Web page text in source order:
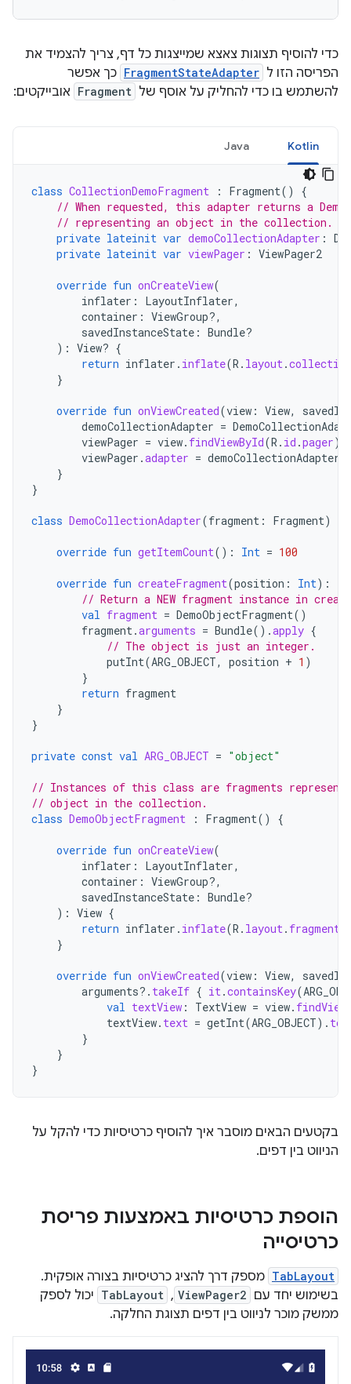
כדי להוסיף תצוגות צאצא שמייצגות כל דף, צריך להצמיד את
הפריסה הזו ל FragmentStateAdapter כך אפשר
להשתמש בו כדי להחליק על אוסף של Fragment אובייקטים:
Kotlin
Java
class CollectionDemoFragment : Fragment()
{
// When requested, this adapter returns a
// representing an object in the collection.
private lateinit var demoCollectionAdapter :
private lateinit var viewPager : ViewPager2
override fun onCreateView(
inflater : LayoutInflater,
container : ViewGroup?,
savedInstanceState : Bundle?
): View? {
return inflater . inflate(R . layout.
}
override fun onViewCreated(view : View,
demoCollectionAdapter =
viewPager = view. findViewById(R . id .pager)
viewPager .adapter = demoCollectionAdapter
}
}
class DemoCollectionAdapter(fragment : Fragment)
override fun getItemCount(): Int = 100
override fun createFragment(position : Int):
// Return a NEW fragment instance in
val fragment = DemoObjectFragment()
fragment.arguments = Bundle().apply {
// The object is just an integer.
putInt(ARG_OBJECT, position + 1 )
}
return fragment
}
}
private const val ARG_OBJECT = "object"
// Instances of this class are fragments
// object in the collection.
class DemoObjectFragment : Fragment() {
override fun onCreateView(
inflater : LayoutInflater,
container : ViewGroup?,
savedInstanceState : Bundle?
): View {
return inflater . inflate(R . layout.
}
override fun onViewCreated(view : View,
arguments?. takeIf { it.containsKey(
val textView : TextView = view.
textView. text = getInt(ARG_OBJECT).
}
}
}
בקטעים הבאים מוסבר איך להוסיף כרטיסיות כדי להקל על
הניווט בין דפים.
הוספת כרטיסיות באמצעות פריסת
כרטיסייה
TabLayout מספק דרך להציג כרטיסיות בצורה אופקית.
בשימוש יחד עם ViewPager2
,
TabLayout יכול לספק
ממשק מוכר לניווט בין דפים תצוגת החלקה.